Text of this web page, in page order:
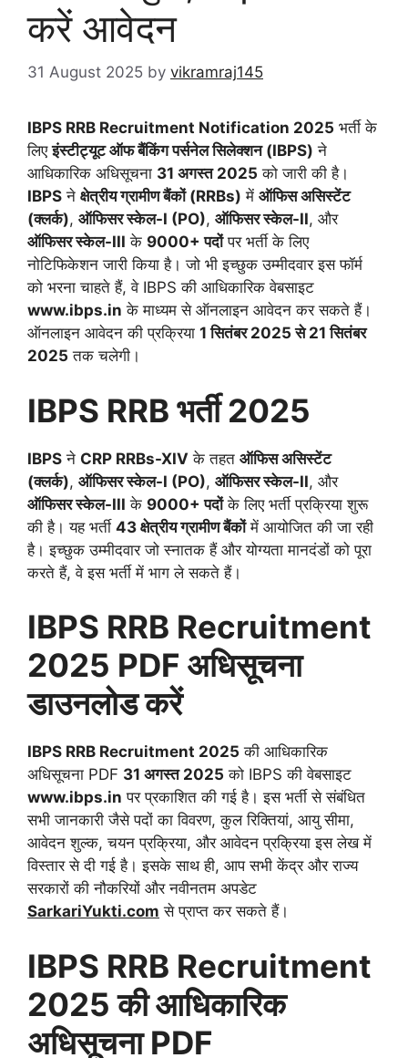
करें आवेदन
31 August 2025 by vikramraj145
IBPS RRB Recruitment Notification 2025 भर्ती के
लिएइंस्टीट्यूट ऑफ बैंकिंग पर्सनेल सिलेक्शन (IBPS) ने
आधिकारिक अधिसूचना 31 अगस्त 2025 को जारी की है।
IBPS ने क्षेत्रीय ग्रामीण बैंकों (RRBs) में ऑफिस असिस्टेंट
(क्लर्क), ऑफिसर स्केल-I (PO), ऑफिसर स्केल-II, और
ऑफिसर स्केल-III के 9000+ पदोंपर भर्ती के लिए
नोटिफिकेशन जारी किया है। जो भी इच्छुक उम्मीदवार इस फॉर्म
को भरना चाहते हैं, वे IBPS की आधिकारिक वेबसाइट
www.ibps.in के माध्यम से ऑनलाइन आवेदन कर सकते हैं।
ऑनलाइन आवेदन की प्रक्रिया 1 सितंबर 2025 से 21 सितंबर
2025 तक चलेगी।
IBPS RRB भर्ती2025
IBPS ने CRP RRBs-XIV के तहत ऑफिस असिस्टेंट
(क्लर्क), ऑफिसर स्केल-I (PO), ऑफिसर स्केल-II, और
ऑफिसर स्केल-III के 9000+पदोंके लिए भर्ती प्रक्रिया शुरू
की है। यह भर्ती 43 क्षेत्रीय ग्रामीण बैंकोंमें आयोजित की जा रही
है। इच्छुक उम्मीदवार जो स्नातक हैं और योग्यता मानदंडों को पूरा
करते हैं, वे इस भर्ती में भाग ले सकते हैं।
IBPS RRB Recruitment
2025 PDF अधिसूचना
डाउनलोड करें
IBPS RRB Recruitment 2025 की आधिकारिक
अधिसूचना PDF 31 अगस्त 2025 को IBPS की वेबसाइट
www.ibps.in पर प्रकाशित की गई है। इस भर्ती से संबंधित
सभी जानकारी जैसे पदों का विवरण, कुल रिक्तियां, आयु सीमा,
आवेदन शुल्क, चयन प्रक्रिया, और आवेदन प्रक्रिया इस लेख में
विस्तार से दी गई है। इसके साथ ही, आप सभी केंद्र और राज्य
सरकारों की नौकरियों और नवीनतम अपडेट
SarkariYukti.com से प्राप्त कर सकते हैं।
IBPS RRB Recruitment
2025की आधिकारिक
अधिसूचनाPDF